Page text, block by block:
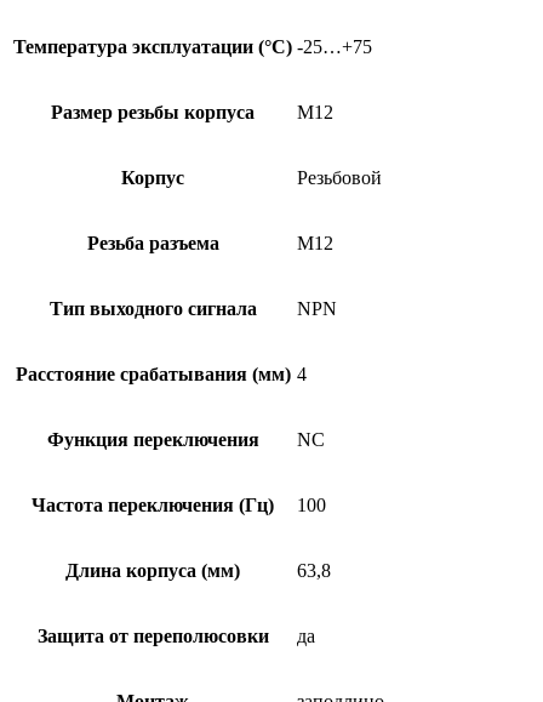
Температура эксплуатации (°C) -25…+75
Размер резьбы корпуса M12
Корпус Резьбовой
Резьба разъема M12
Тип выходного сигнала NPN
Расстояние срабатывания (мм) 4
Функция переключения NC
Частота переключения (Гц) 100
Длина корпуса (мм) 63,8
Защита от переполюсовки да